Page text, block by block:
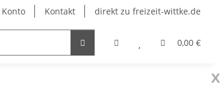
Kontakt direkt zu freizeit-wittke.de
0,00 €
Heizungen für Ihren
x